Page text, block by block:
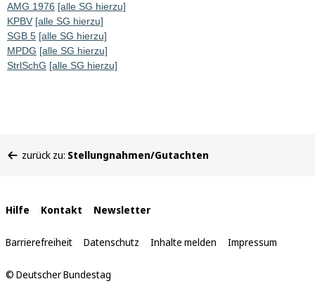
AMG 1976 [alle SG hierzu]
KPBV [alle SG hierzu]
SGB 5 [alle SG hierzu]
MPDG [alle SG hierzu]
StrlSchG [alle SG hierzu]
befinden
zurück zu: Stellungnahmen/Gutachten
Interne
Links
Hilfe Kontakt Newsletter
Barrierefreiheit Datenschutz Inhalte melden Impressum
© Deutscher Bundestag